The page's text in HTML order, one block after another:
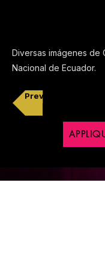
Diversas imágenes de
Nacional de Ecuador.
Previo